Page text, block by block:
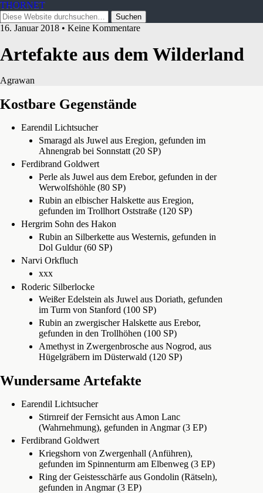
THORNET
16. Januar 2018 • Keine Kommentare
Artefakte aus dem Wilderland
Agrawan
Kostbare Gegenstände
Earendil Lichtsucher
Smaragd als Juwel aus Eregion, gefunden im
Ahnengrab bei Sonnstatt (20 SP)
Ferdibrand Goldwert
Perle als Juwel aus dem Erebor, gefunden in der
Werwolfshöhle (80 SP)
Rubin an elbischer Halskette aus Eregion,
gefunden im Trollhort Oststraße (120 SP)
Hergrim Sohn des Hakon
Rubin an Silberkette aus Westernis, gefunden in
Dol Guldur (60 SP)
Narvi Orkfluch
xxx
Roderic Silberlocke
Weißer Edelstein als Juwel aus Doriath, gefunden
im Turm von Stanford (100 SP)
Rubin an zwergischer Halskette aus Erebor,
gefunden in den Trollhöhen (100 SP)
Amethyst in Zwergenbrosche aus Nogrod, aus
Hügelgräbern im Düsterwald (120 SP)
Wundersame Artefakte
Earendil Lichtsucher
Stirnreif der Fernsicht aus Amon Lanc
(Wahrnehmung), gefunden in Angmar (3 EP)
Ferdibrand Goldwert
Kriegshorn von Zwergenhall (Anführen),
gefunden im Spinnenturm am Elbenweg (3 EP)
Ring der Geistesschärfe aus Gondolin (Rätseln),
gefunden in Angmar (3 EP)